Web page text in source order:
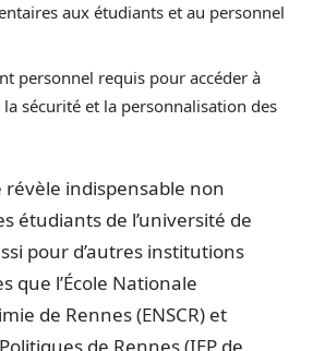
aux étudiants et au personnel
personnel requis pour accéder à
la sécurité et la personnalisation des
révèle indispensable non
étudiants de l’université de
pour d’autres institutions
que l’École Nationale
de Rennes (ENSCR) et